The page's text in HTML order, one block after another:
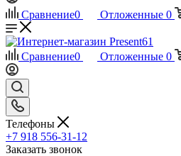
Сравнение0 Отложенные 0
Сравнение0 Отложенные 0
Телефоны
+7 918 556-31-12
Заказать звонок